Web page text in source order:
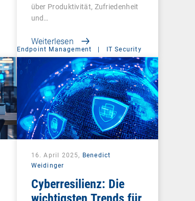
über Produktivität, Zufriedenheit
und…
Weiterlesen
Endpoint Management | IT Security
16. April 2025, Benedict
Weidinger
Cyberresilienz: Die